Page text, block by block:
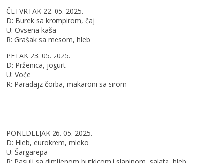
ČETVRTAK 22. 05. 2025.
D: Burek sa krompirom, čaj
U: Ovsena kaša
R: Grašak sa mesom, hleb
PETAK 23. 05. 2025.
D: Prženica, jogurt
U: Voće
R: Paradajz čorba, makaroni sa sirom
PONEDELJAK 26. 05. 2025.
D: Hleb, eurokrem, mleko
U: Šargarepa